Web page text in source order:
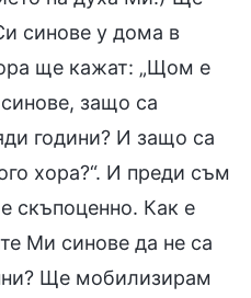
синове у дома в
ще кажат: „Щом е
защо са
години? И защо са
хора?“. И преди съм
скъпоценно. Как е
Ми синове да не са
Ще мобилизирам